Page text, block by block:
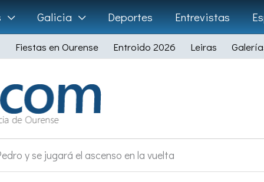
Galicia Deportes Entrevistas
Fiestas en Ourense Entroido 2026 Leiras
y se jugará el ascenso en la vuelta